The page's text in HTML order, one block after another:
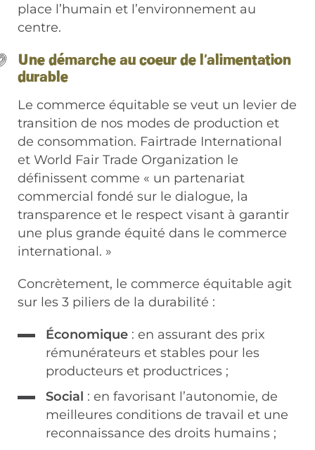
place l’humain et l’environnement au
centre.
Une démarche au coeur de l’alimentation
durable
Le commerce équitable se veut un levier de
transition de nos modes de production et
de consommation. Fairtrade International
et World Fair Trade Organization le
définissent comme « un partenariat
commercial fondé sur le dialogue, la
transparence et le respect visant à garantir
une plus grande équité dans le commerce
international. »
Concrètement, le commerce équitable agit
sur les 3 piliers de la durabilité :
Économique : en assurant des prix
rémunérateurs et stables pour les
producteurs et productrices ;
Social : en favorisant l’autonomie, de
meilleures conditions de travail et une
reconnaissance des droits humains ;